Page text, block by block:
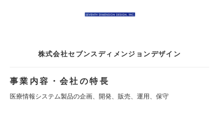
株式会社セブンスディメンジョンデザイン
事業内容・会社の特長
医療情報システム製品の企画、開発、販売、運用、保守